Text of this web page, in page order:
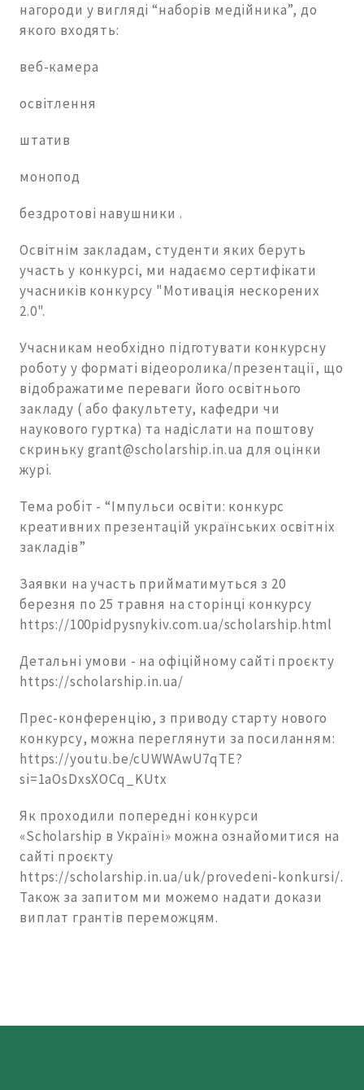
нагороди у вигляді “наборів медійника”, до
якого входять:
веб-камера
освітлення
штатив
монопод
бездротові навушники .
Освітнім закладам, студенти яких беруть
участь у конкурсі, ми надаємо сертифікати
учасників конкурсу "Мотивація нескорених
2.0".
Учасникам необхідно підготувати конкурсну
роботу у форматі відеоролика/презентації, що
відображатиме переваги його освітнього
закладу ( або факультету, кафедри чи
наукового гуртка) та надіслати на поштову
скриньку grant@scholarship.in.ua для оцінки
журі.
Тема робіт - “Імпульси освіти: конкурс
креативних презентацій українських освітніх
закладів”
Заявки на участь прийматимуться з 20
березня по 25 травня на сторінці конкурсу
https://100pidpysnykiv.com.ua/scholarship.html
Детальні умови - на офіційному сайті проєкту
https://scholarship.in.ua/
Прес-конференцію, з приводу старту нового
конкурсу, можна переглянути за посиланням:
https://youtu.be/cUWWAwU7qTE?
si=1aOsDxsXOCq_KUtx
Як проходили попередні конкурси
«Sсholarship в Україні» можна ознайомитися на
сайті проєкту
https://scholarship.in.ua/uk/provedeni-konkursi/.
Також за запитом ми можемо надати докази
виплат грантів переможцям.